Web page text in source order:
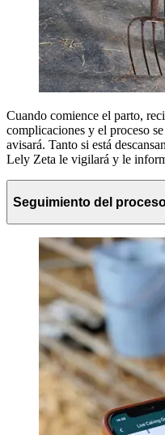
Cuando comience el parto,
complicaciones y el proceso
avisará. Tanto si está
Lely Zeta le vigilará y le
Seguimiento del